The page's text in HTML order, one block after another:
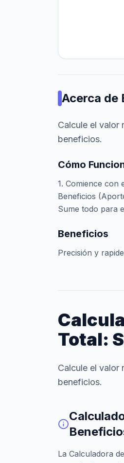
Acerca de
Calcule el valor
beneficios.
Cómo
1. Comience con
Beneficios
Sume todo para
Beneficios
Precisión y
Total:
Calcule el valor
beneficios.
La Calculadora